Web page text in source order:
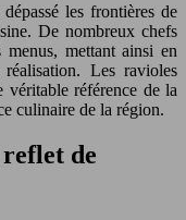
les frontières de
De nombreux chefs
mettant ainsi en
Les ravioles
véritable référence de la
culinaire de la région.
reflet de